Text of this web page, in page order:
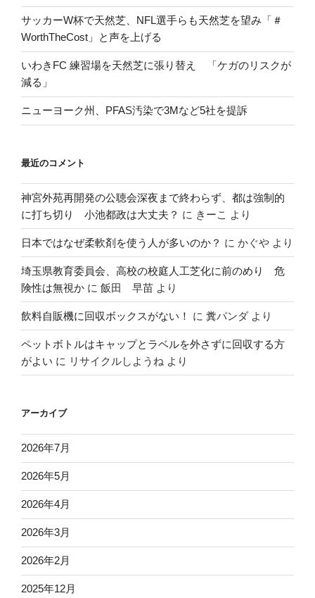
サッカーW杯で天然芝、NFL選手らも天然芝を望み「＃
WorthTheCost」と声を上げる
いわきFC 練習場を天然芝に張り替え 「ケガのリスクが
減る」
ニューヨーク州、PFAS汚染で3Mなど5社を提訴
最近のコメント
神宮外苑再開発の公聴会深夜まで終わらず、都は強制的
に打ち切り 小池都政は大丈夫？ に きーこ より
日本ではなぜ柔軟剤を使う人が多いのか？ に かぐや より
埼玉県教育委員会、高校の校庭人工芝化に前のめり 危
険性は無視か に 飯田 早苗 より
飲料自販機に回収ボックスがない！ に 糞パンダ より
ペットボトルはキャップとラベルを外さずに回収する方
がよい に リサイクルしようね より
アーカイブ
2026年7月
2026年5月
2026年4月
2026年3月
2026年2月
2025年12月